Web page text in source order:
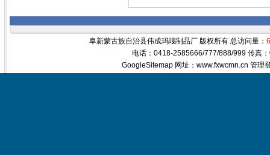
阜新蒙古族自治县伟成玛瑙制品厂 版权所有 总访问量：
电话：0418-2585666/777/888/999 传真
GoogleSitemap 网址：www.fxwcmn.cn 管理